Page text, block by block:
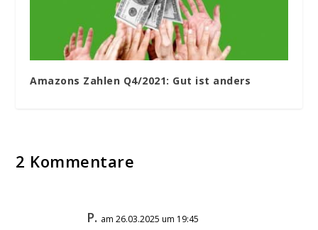
Amazons Zahlen Q4/2021: Gut ist anders
2 Kommentare
P. am 26.03.2025 um 19:45